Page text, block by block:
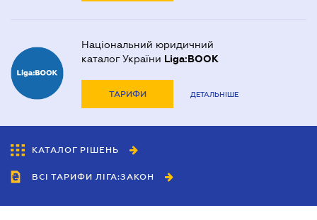
Національний юридичний
каталог України Liga:BOOK
ТАРИФИ ДЕТАЛЬНІШЕ
КАТАЛОГ РІШЕНЬ
ВСІ ТАРИФИ ЛІГА:ЗАКОН